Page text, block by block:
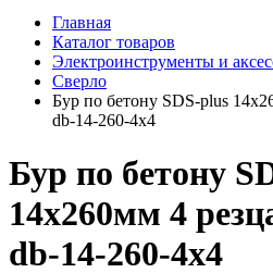
Главная
Каталог товаров
Электроинструменты и
Сверло
Бур по бетону SDS-plus
db-14-260-4x4
Бур по бетону
14х260мм 4
db-14-260-4x4